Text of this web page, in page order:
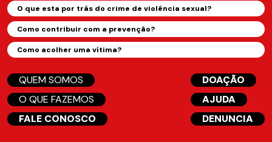
O que esta por trás do crime de violência sexual?
Como contribuir com a prevenção?
Como acolher uma vítima?
QUEM SOMOS
O QUE FAZEMOS
FALE CONOSCO
DOAÇÃO
AJUDA
DENUNCIA